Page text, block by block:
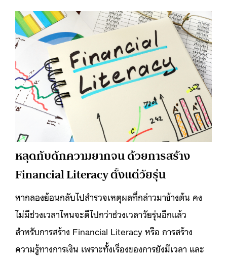
หลุดกับดักความยากจน ด้วยการสร้าง
Financial Literacy ตั้งแต่วัยรุ่น
หากลองย้อนกลับไปสำรวจเหตุผลที่กล่าวมาข้างต้น คง
ไม่มีช่วงเวลาไหนจะดีไปกว่าช่วงเวลาวัยรุ่นอีกแล้ว
สำหรับการสร้าง Financial Literacy หรือ การสร้าง
ความรู้ทางการเงิน เพราะทั้งเรื่องของการยังมีเวลา และ